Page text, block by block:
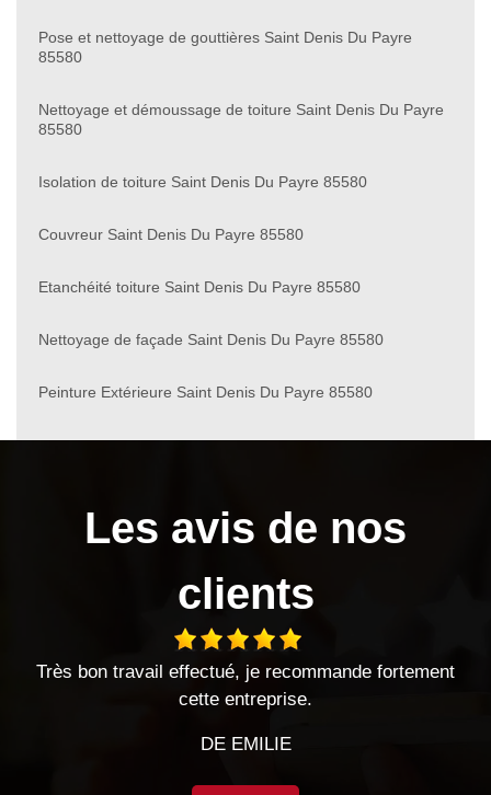
Pose et nettoyage de gouttières Saint Denis Du Payre
85580
Nettoyage et démoussage de toiture Saint Denis Du Payre
85580
Isolation de toiture Saint Denis Du Payre 85580
Couvreur Saint Denis Du Payre 85580
Etanchéité toiture Saint Denis Du Payre 85580
Nettoyage de façade Saint Denis Du Payre 85580
Peinture Extérieure Saint Denis Du Payre 85580
Les avis de nos
clients
je recommande fortement
Entreprise sérieuse très
Entreprise à l'écoute et